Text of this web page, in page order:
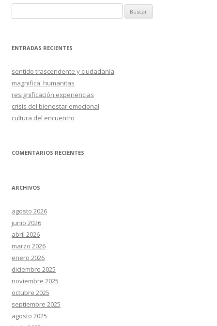
o ti
u
c
ENTRADAS RECIENTES
sentido trascendente y ciudadanía
magnifica_humanitas
resignificación experiencias
crisis del bienestar emocional
cultura del encuentro
COMENTARIOS RECIENTES
ARCHIVOS
agosto 2026
junio 2026
abril 2026
marzo 2026
enero 2026
diciembre 2025
noviembre 2025
octubre 2025
septiembre 2025
agosto 2025